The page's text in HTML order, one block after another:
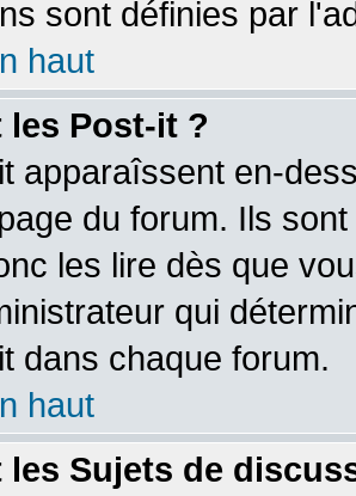
sont définies par
haut
les Post-it ?
apparaîssent en-
du forum. Ils
les lire dès que
qui
dans chaque forum.
haut
les Sujets de